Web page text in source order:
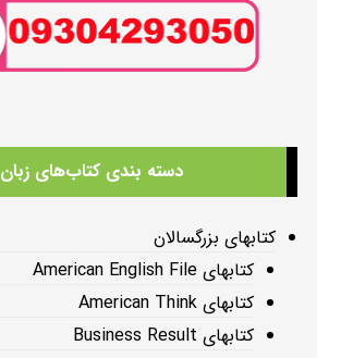
دسته بندی کتاب‌های زبان
کتابهای بزرگسالان
کتابهای American English File
کتابهای American Think
کتابهای Business Result